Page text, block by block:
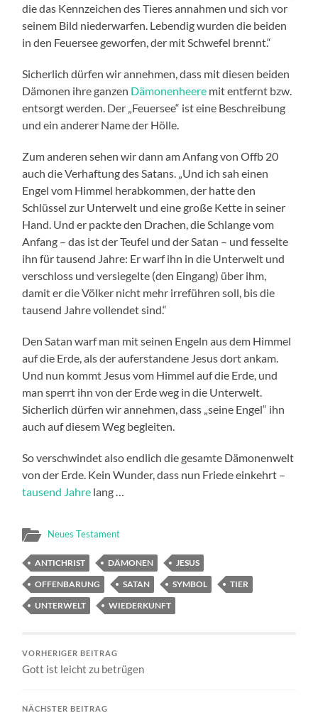
die das Kennzeichen des Tieres annahmen und sich vor
seinem Bild niederwarfen. Lebendig wurden die beiden
in den Feuersee geworfen, der mit Schwefel brennt.“
Sicherlich dürfen wir annehmen, dass mit diesen beiden
Dämonen ihre ganzen Dämonenheere mit entfernt bzw.
entsorgt werden. Der „Feuersee“ ist eine Beschreibung
und ein anderer Name der Hölle.
Zum anderen sehen wir dann am Anfang von Offb 20
auch die Verhaftung des Satans. „Und ich sah einen
Engel vom Himmel herabkommen, der hatte den
Schlüssel zur Unterwelt und eine große Kette in seiner
Hand. Und er packte den Drachen, die Schlange vom
Anfang – das ist der Teufel und der Satan – und fesselte
ihn für tausend Jahre: Er warf ihn in die Unterwelt und
verschloss und versiegelte (den Eingang) über ihm,
damit er die Völker nicht mehr irreführen soll, bis die
tausend Jahre vollendet sind.“
Den Satan warf man mit seinen Engeln aus dem Himmel
auf die Erde, als der auferstandene Jesus dort ankam.
Und nun kommt Jesus vom Himmel auf die Erde, und
man sperrt ihn von der Erde weg in die Unterwelt.
Sicherlich dürfen wir annehmen, dass „seine Engel“ ihn
auch auf diesem Weg begleiten.
So verschwindet also endlich die gesamte Dämonenwelt
von der Erde. Kein Wunder, dass nun Friede einkehrt –
tausend Jahre lang …
Neues Testament
ANTICHRIST DÄMONEN
JESUS
OFFENBARUNG
SATAN SYMBOL
TIER
UNTERWELT
WIEDERKUNFT
VORHERIGER BEITRAG
Gott ist leicht zu betrügen
NÄCHSTER BEITRAG